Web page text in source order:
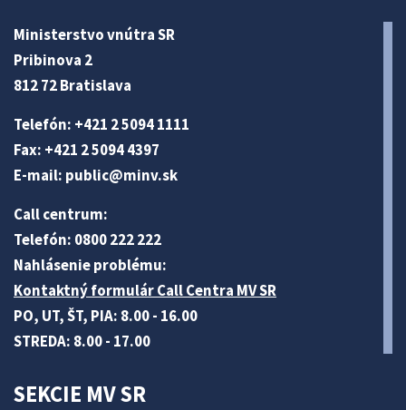
Ministerstvo vnútra SR
Pribinova 2
812 72 Bratislava
Telefón: +421 2 5094 1111
Fax: +421 2 5094 4397
E-mail: public@minv.sk
Call centrum:
Telefón: 0800 222 222
Nahlásenie problému:
Kontaktný formulár Call Centra MV SR
PO, UT, ŠT, PIA: 8.00 - 16.00
STREDA: 8.00 - 17.00
SEKCIE MV SR